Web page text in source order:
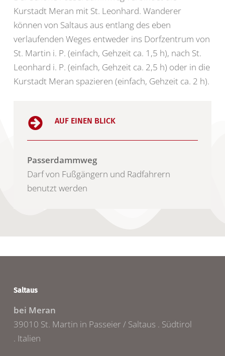
Kurstadt Meran mit St. Leonhard. Wanderer
können von Saltaus aus entlang des eben
verlaufenden Weges entweder ins Dorfzentrum von
St. Martin i. P. (einfach, Gehzeit ca. 1,5 h), nach St.
Leonhard i. P. (einfach, Gehzeit ca. 2,5 h) oder in die
Kurstadt Meran spazieren (einfach, Gehzeit ca. 2 h).
AUF EINEN BLICK
Passerdammweg
Darf von Fußgängern und Radfahrern
benutzt werden
Saltaus
bei Meran
39010 St. Martin in Passeier / Saltaus . Südtirol
. Italien